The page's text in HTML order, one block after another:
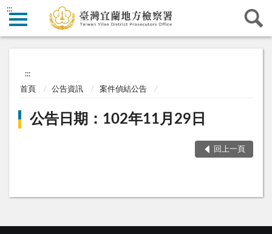
:::
:::
首頁 公告資訊 案件偵結公告
公告日期：102年11月29日
回上一頁